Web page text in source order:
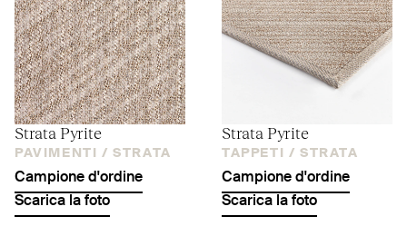
Strata Pyrite
PAVIMENTI / STRATA
Campione d'ordine
Scarica la foto
Strata Pyrite
TAPPETI / STRATA
Campione d'ordine
Scarica la foto